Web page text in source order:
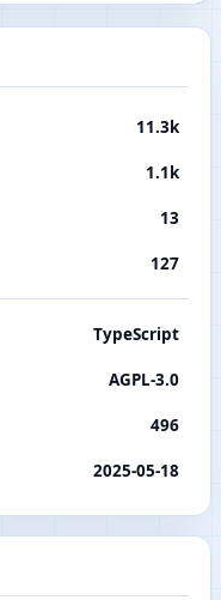
11.3k
1.1k
13
127
TypeScript
AGPL-3.0
496
2025-05-18